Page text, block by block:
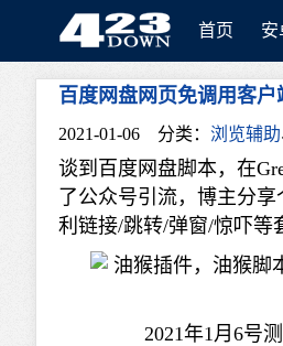
首页 安
百度网盘网页免调用客
2021-01-06 分类： 浏览辅助
谈到百度网盘脚本，在
了公众号引流，博主分
利链接/跳转/弹窗/惊吓等
2021年1月6号